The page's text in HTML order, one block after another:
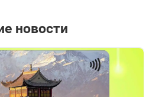
новости